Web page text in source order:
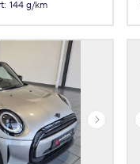
: 144 g/km